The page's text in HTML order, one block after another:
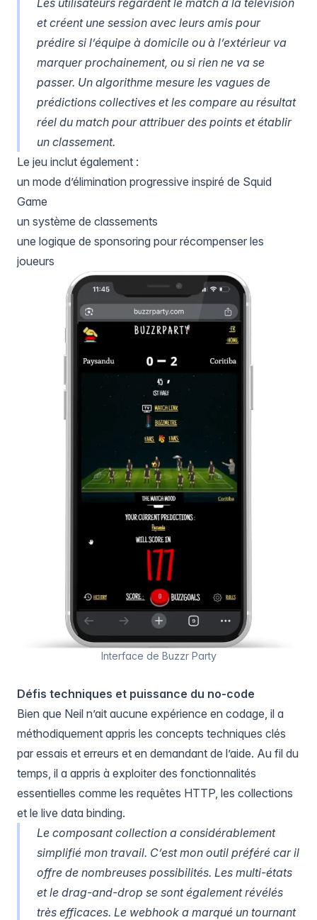
Les utilisateurs regardent le match à la télévision
et créent une session avec leurs amis pour
prédire si l’équipe à domicile ou à l’extérieur va
marquer prochainement, ou si rien ne va se
passer. Un algorithme mesure les vagues de
prédictions collectives et les compare au résultat
réel du match pour attribuer des points et établir
un classement.
Le jeu inclut également :
un mode d’élimination progressive inspiré de Squid
Game
un système de classements
une logique de sponsoring pour récompenser les
joueurs
Interface de Buzzr Party
Défis techniques et puissance du no-code
Bien que Neil n’ait aucune expérience en codage, il a
méthodiquement appris les concepts techniques clés
par essais et erreurs et en demandant de l’aide. Au fil du
temps, il a appris à exploiter des fonctionnalités
essentielles comme les requêtes HTTP, les collections
et le live data binding.
Le composant collection a considérablement
simplifié mon travail. C’est mon outil préféré car il
offre de nombreuses possibilités. Les multi-états
et le drag-and-drop se sont également révélés
très efficaces. Le webhook a marqué un tournant